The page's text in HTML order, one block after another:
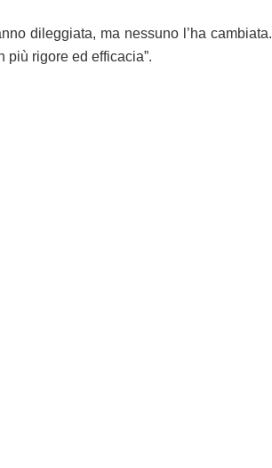
dileggiata, ma nessuno l’ha cambiata.
più rigore ed efficacia”.